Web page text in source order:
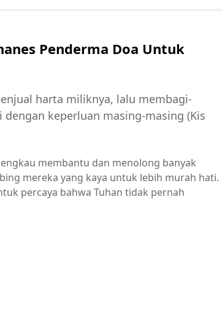
Penderma Doa Untuk
harta miliknya, lalu membagi-
keperluan masing-masing (Kis
membantu dan menolong banyak
mereka yang kaya untuk lebih murah hati.
percaya bahwa Tuhan tidak pernah